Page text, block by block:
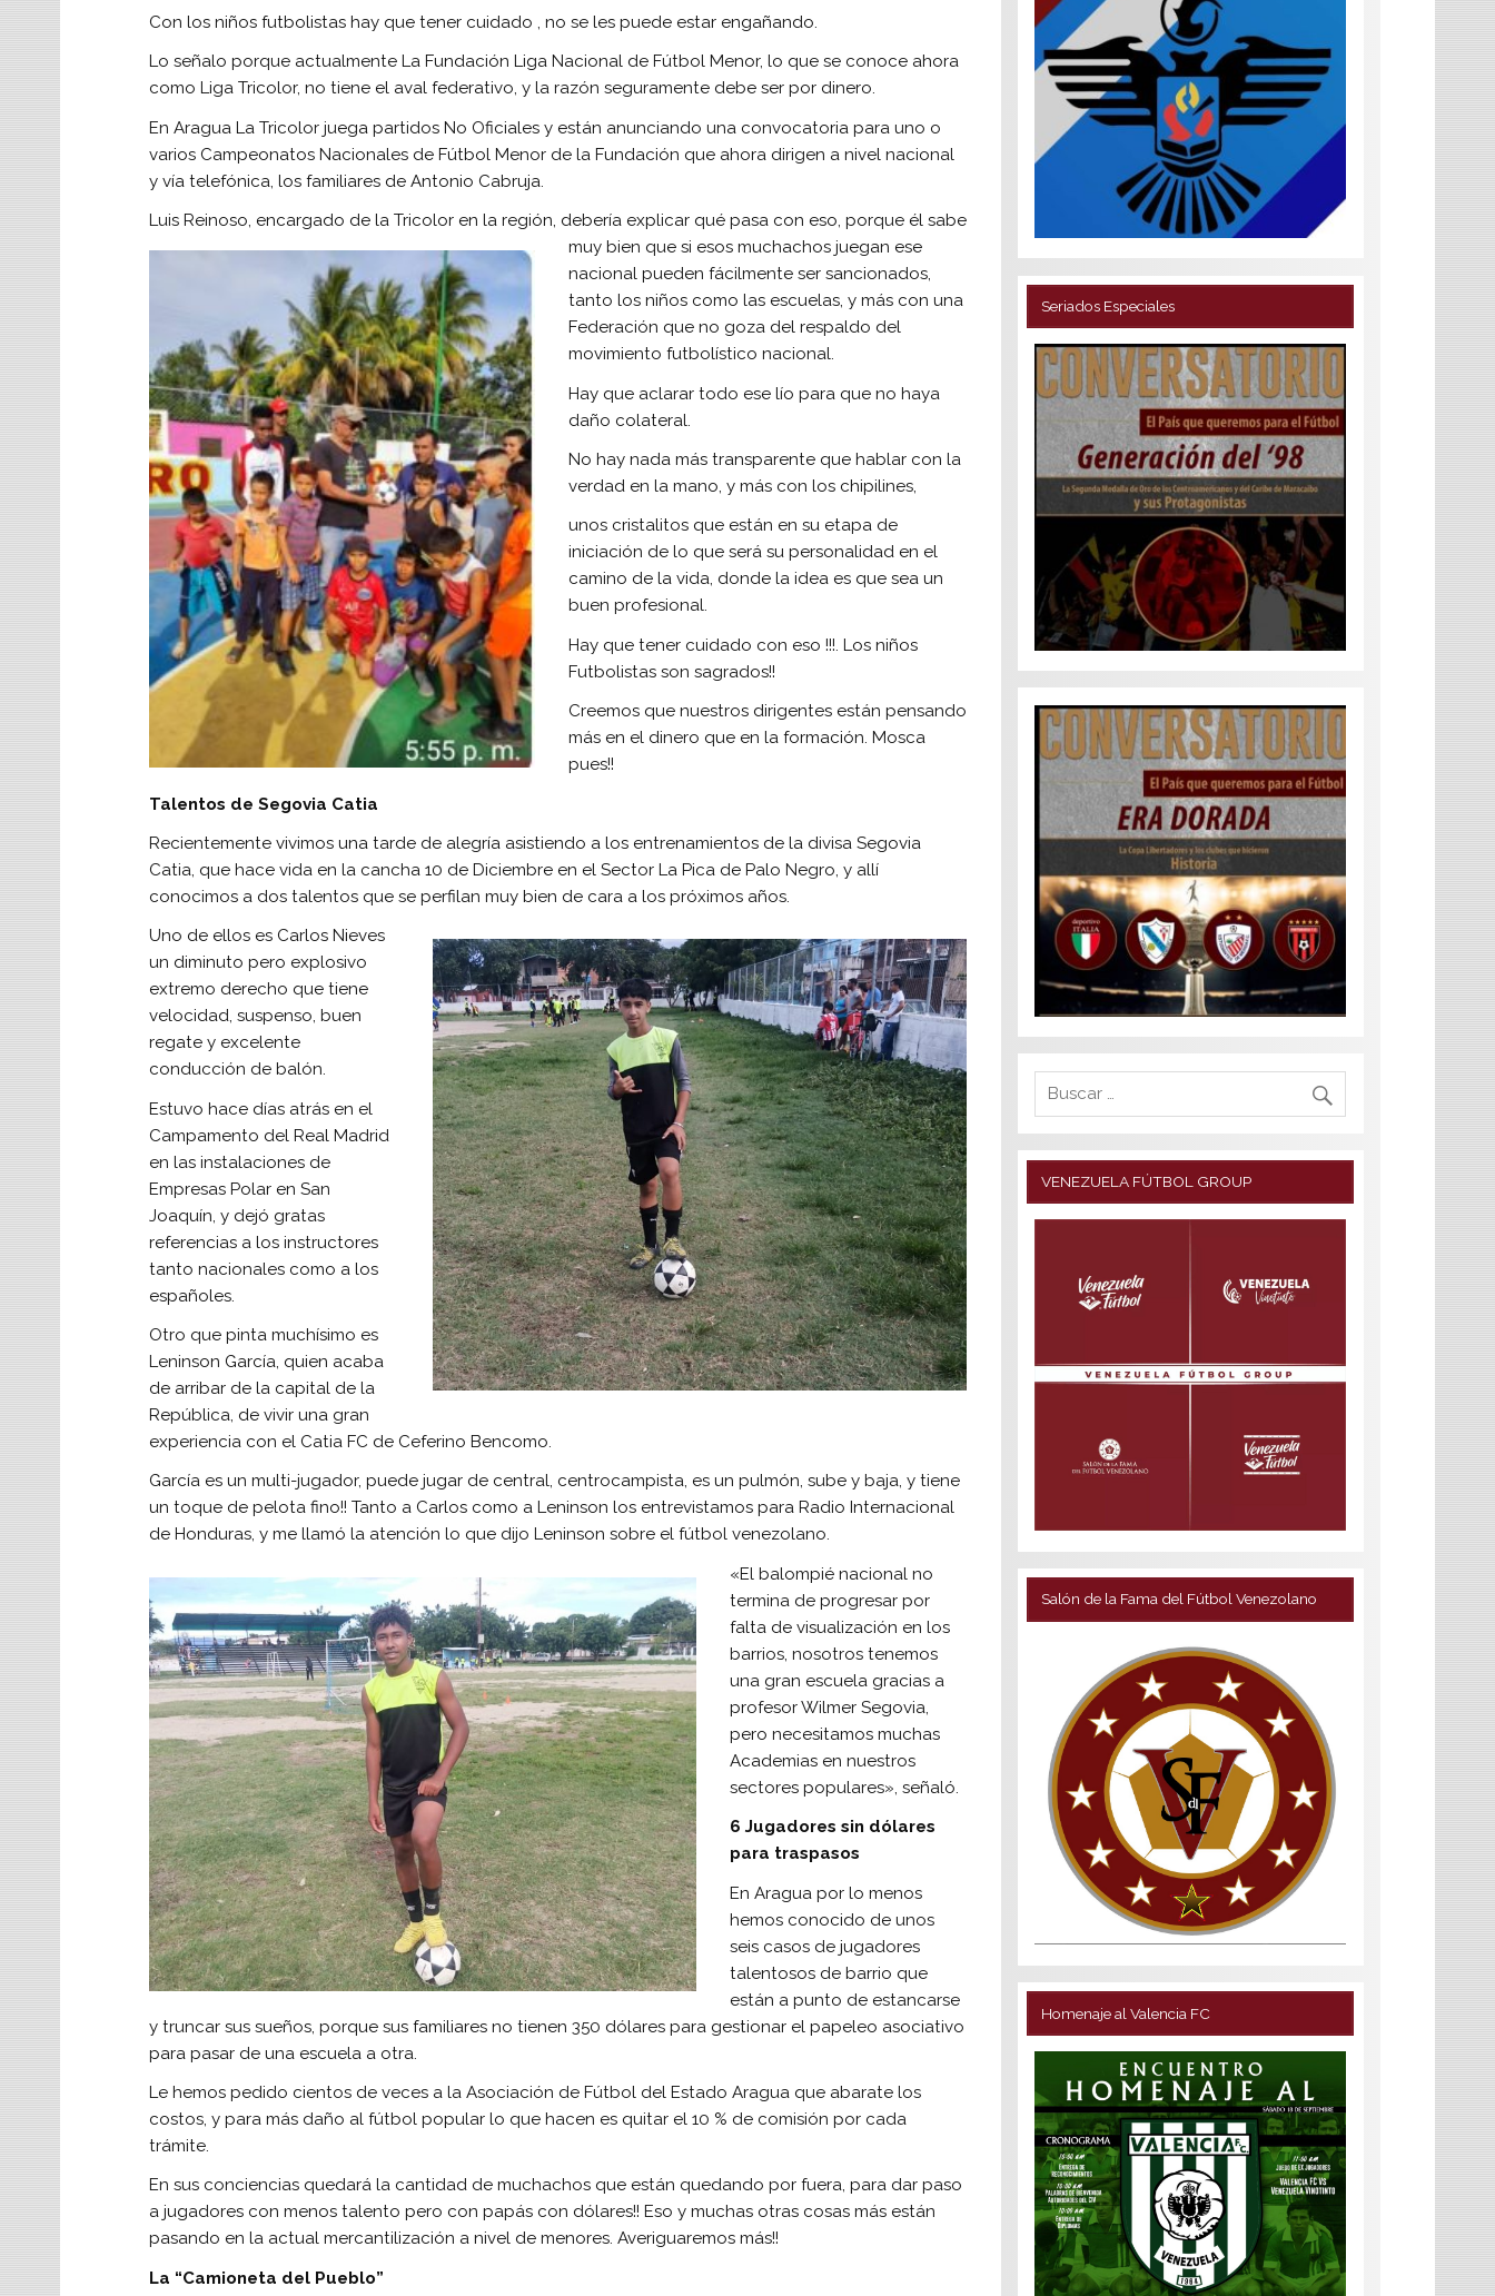
Con los niños futbolistas hay que tener cuidado , no se les puede estar engañando.
Lo señalo porque actualmente La Fundación Liga Nacional de Fútbol Menor, lo que se conoce ahora
como Liga Tricolor, no tiene el aval federativo, y la razón seguramente debe ser por dinero.
En Aragua La Tricolor juega partidos No Oficiales y están anunciando una convocatoria para uno o
varios Campeonatos Nacionales de Fútbol Menor de la Fundación que ahora dirigen a nivel nacional
y vía telefónica, los familiares de Antonio Cabruja.
Luis Reinoso, encargado de la Tricolor en la región, debería explicar qué pasa con eso, porque él sabe
muy bien que si esos muchachos juegan ese
nacional pueden fácilmente ser sancionados,
tanto los niños como las escuelas, y más con una
Federación que no goza del respaldo del
movimiento futbolístico nacional.
Hay que aclarar todo ese lío para que no haya
daño colateral.
No hay nada más transparente que hablar con la
verdad en la mano, y más con los chipilines,
unos cristalitos que están en su etapa de
iniciación de lo que será su personalidad en el
camino de la vida, donde la idea es que sea un
buen profesional.
Hay que tener cuidado con eso !!!. Los niños
Futbolistas son sagrados!!
Creemos que nuestros dirigentes están pensando
más en el dinero que en la formación. Mosca
pues!!
Talentos de Segovia Catia
Recientemente vivimos una tarde de alegría asistiendo a los entrenamientos de la divisa Segovia
Catia, que hace vida en la cancha 10 de Diciembre en el Sector La Pica de Palo Negro, y allí
conocimos a dos talentos que se perfilan muy bien de cara a los próximos años.
Uno de ellos es Carlos Nieves
un diminuto pero explosivo
extremo derecho que tiene
velocidad, suspenso, buen
regate y excelente
conducción de balón.
Estuvo hace días atrás en el
Campamento del Real Madrid
en las instalaciones de
Empresas Polar en San
Joaquín, y dejó gratas
referencias a los instructores
tanto nacionales como a los
españoles.
Otro que pinta muchísimo es
Leninson García, quien acaba
de arribar de la capital de la
República, de vivir una gran
experiencia con el Catia FC de Ceferino Bencomo.
García es un multi-jugador, puede jugar de central, centrocampista, es un pulmón, sube y baja, y tiene
un toque de pelota fino!! Tanto a Carlos como a Leninson los entrevistamos para Radio Internacional
de Honduras, y me llamó la atención lo que dijo Leninson sobre el fútbol venezolano.
«El balompié nacional no
termina de progresar por
falta de visualización en los
barrios, nosotros tenemos
una gran escuela gracias a
profesor Wilmer Segovia,
pero necesitamos muchas
Academias en nuestros
sectores populares», señaló.
6 Jugadores sin dólares
para traspasos
En Aragua por lo menos
hemos conocido de unos
seis casos de jugadores
talentosos de barrio que
están a punto de estancarse
y truncar sus sueños, porque sus familiares no tienen 350 dólares para gestionar el papeleo asociativo
para pasar de una escuela a otra.
Le hemos pedido cientos de veces a la Asociación de Fútbol del Estado Aragua que abarate los
costos, y para más daño al fútbol popular lo que hacen es quitar el 10 % de comisión por cada
trámite.
En sus conciencias quedará la cantidad de muchachos que están quedando por fuera, para dar paso
a jugadores con menos talento pero con papás con dólares!! Eso y muchas otras cosas más están
pasando en la actual mercantilización a nivel de menores. Averiguaremos más!!
La “Camioneta del Pueblo”
Seriados Especiales
VENEZUELA FÚTBOL GROUP
Salón de la Fama del Fútbol Venezolano
Homenaje al Valencia FC